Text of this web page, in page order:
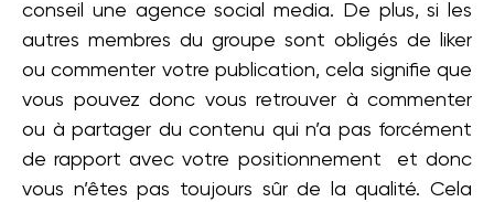
conseil une agence social media. De plus, si les
autres membres du groupe sont obligés de liker
ou commenter votre publication, cela signifie que
vous pouvez donc vous retrouver à commenter
ou à partager du contenu qui n’a pas forcément
de rapport avec votre positionnement et donc
vous n’êtes pas toujours sûr de la qualité. Cela